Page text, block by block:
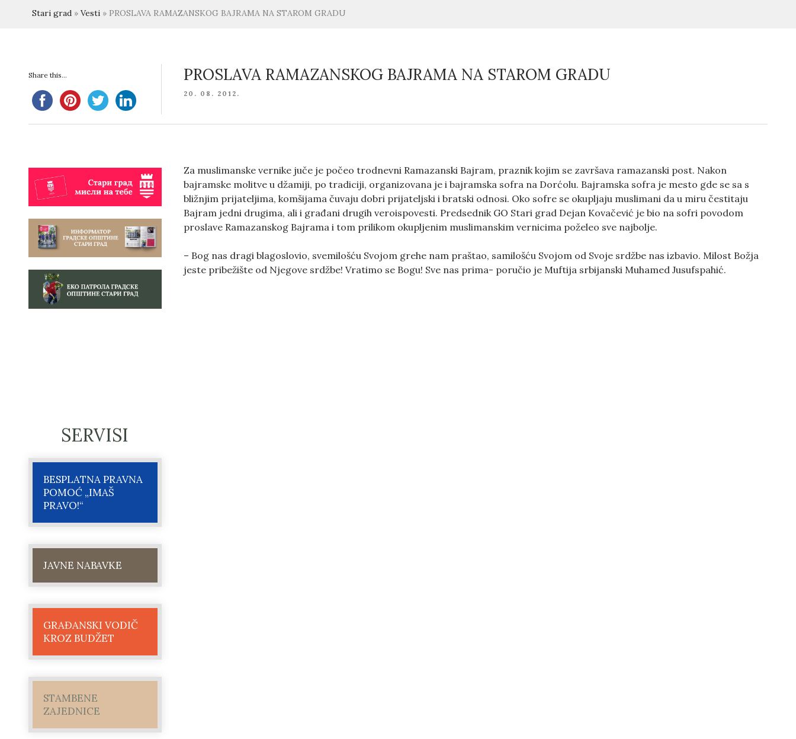
Stari grad » Vesti » PROSLAVA RAMAZANSKOG BAJRAMA NA STAROM GRADU
Share this... PROSLAVA RAMAZANSKOG BAJRAMA NA STAROM GRADU
POSTED
20. 08. 2012.
SERVISI
BESPLATNA PRAVNA
POMOĆ „IMAŠ
PRAVO!“
JAVNE NABAVKE
GRAĐANSKI VODIČ
KROZ BUDŽET
STAMBENE
ZAJEDNICE
Za muslimanske vernike juče je počeo trodnevni Ramazanski Bajram, praznik kojim se završava ramazanski post. Nakon
bajramske molitve u džamiji, po tradiciji, organizovana je i bajramska sofra na Dorćolu. Bajramska sofra je mesto gde se sa s
bližnjim prijateljima, komšijama čuvaju dobri prijateljski i bratski odnosi. Oko sofre se okupljaju muslimani da u miru čestitaju
Bajram jedni drugima, ali i građani drugih veroispovesti. Predsednik GO Stari grad Dejan Kovačević je bio na sofri povodom
proslave Ramazanskog Bajrama i tom prilikom okupljenim muslimanskim vernicima poželeo sve najbolje.
– Bog nas dragi blagoslovio, svemilošću Svojom grehe nam praštao, samilošću Svojom od Svoje srdžbe nas izbavio. Milost Božja
jeste pribežište od Njegove srdžbe! Vratimo se Bogu! Sve nas prima- poručio je Muftija srbijanski Muhamed Jusufspahić.